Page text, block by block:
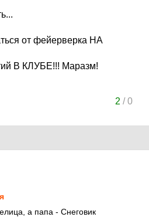
от фейерверка НА
В КЛУБЕ!!! Маразм!
2 /0
а папа - Снеговик